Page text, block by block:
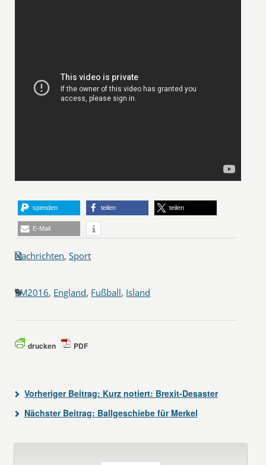
spenden teilen teilen
E-Mail
Nachrichten,Sport
EM2016, England, Fußball, Island
drucken PDF
Vorheriger Beitrag: Kurz notiert: Brexit-Desaster
Nächster Beitrag: Ballgeschiebe für Merkel